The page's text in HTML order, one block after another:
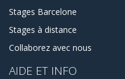
Stages Barcelone
Stages à distance
Collaborez avec nous
AIDE ET INFO